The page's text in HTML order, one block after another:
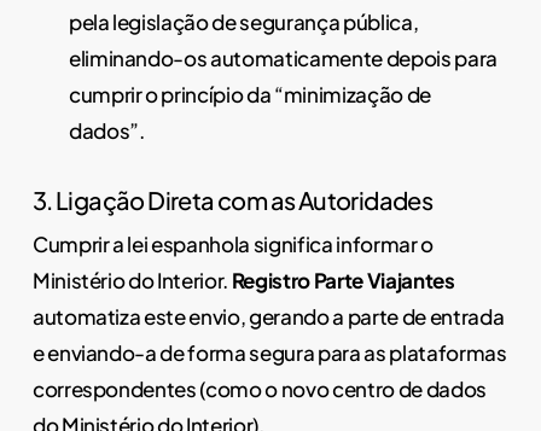
pela legislação de segurança pública,
eliminando-os automaticamente depois para
cumprir o princípio da “minimização de
dados”.
3. Ligação Direta com as Autoridades
Cumprir a lei espanhola significa informar o
Ministério do Interior. Registro Parte Viajantes
automatiza este envio, gerando a parte de entrada
e enviando-a de forma segura para as plataformas
correspondentes (como o novo centro de dados
do Ministério do Interior).